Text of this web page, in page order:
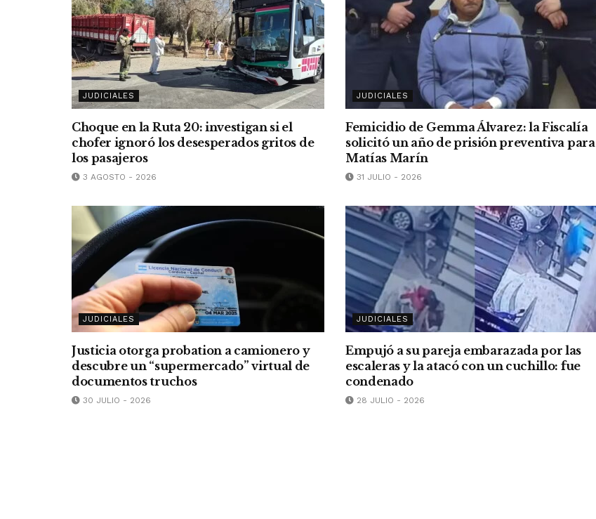
JUDICIALES
Choque en la Ruta 20: investigan si el
chofer ignoró los desesperados gritos de
los pasajeros
3 AGOSTO - 2026
JUDICIALES
Femicidio de Gemma Álvarez: la Fiscalía
solicitó un año de prisión preventiva para
Matías Marín
31 JULIO - 2026
JUDICIALES
Justicia otorga probation a camionero y
descubre un “supermercado” virtual de
documentos truchos
30 JULIO - 2026
JUDICIALES
Empujó a su pareja embarazada por las
escaleras y la atacó con un cuchillo: fue
condenado
28 JULIO - 2026